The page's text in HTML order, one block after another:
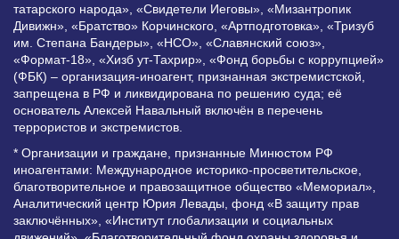
татарского народа», «Свидетели Иеговы», «Мизантропик
Дивижн», «Братство» Корчинского, «Артподготовка», «Тризуб
им. Степана Бандеры», «НСО», «Славянский союз»,
«Формат-18», «Хизб ут-Тахрир», «Фонд борьбы с коррупцией»
(ФБК) – организация-иноагент, признанная экстремистской,
запрещена в РФ и ликвидирована по решению суда; её
основатель Алексей Навальный включён в перечень
террористов и экстремистов.
* Организации и граждане, признанные Минюстом РФ
иноагентами: Международное историко-просветительское,
благотворительное и правозащитное общество «Мемориал»,
Аналитический центр Юрия Левады, фонд «В защиту прав
заключённых», «Институт глобализации и социальных